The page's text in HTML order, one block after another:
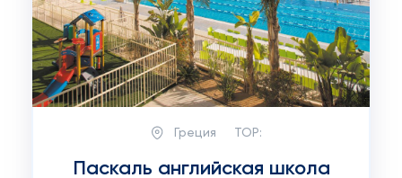
Греция TOP:
Паскаль английская школа